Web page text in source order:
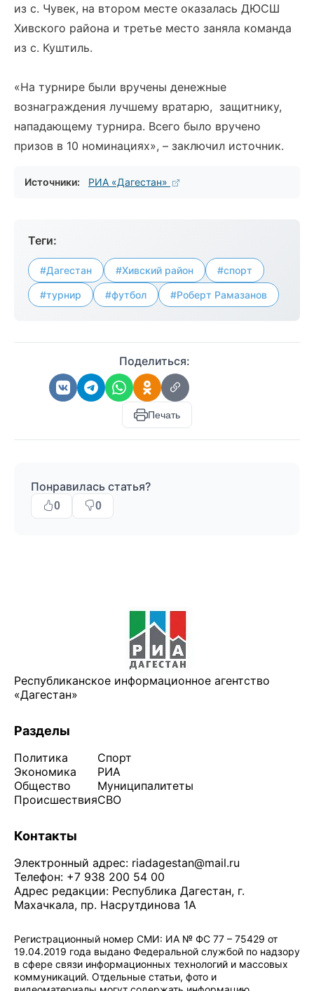
из с. Чувек, на втором месте оказалась ДЮСШ
Хивского района и третье место заняла команда
из с. Куштиль.
«На турнире были вручены денежные
вознаграждения лучшему вратарю, защитнику,
нападающему турнира. Всего было вручено
призов в 10 номинациях», – заключил источник.
Источники: РИА «Дагестан»
Теги:
#Дагестан #Хивский район #спорт
#турнир #футбол #Роберт Рамазанов
Поделиться:
Печать
Понравилась статья?
0 0
Республиканское информационное агентство
«Дагестан»
Разделы
Политика
Экономика
Общество
Происшествия
Спорт
РИА
Муниципалитеты
СВО
Контакты
Электронный адрес: riadagestan@mail.ru
Телефон: +7 938 200 54 00
Адрес редакции: Республика Дагестан, г.
Махачкала, пр. Насрутдинова 1А
Регистрационный номер СМИ: ИА № ФС 77 – 75429 от
19.04.2019 года выдано Федеральной службой по надзору
в сфере связи информационных технологий и массовых
коммуникаций. Отдельные статьи, фото и